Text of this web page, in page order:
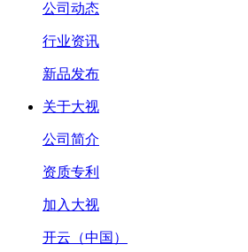
公司动态
行业资讯
新品发布
关于大视
公司简介
资质专利
加入大视
开云（中国）